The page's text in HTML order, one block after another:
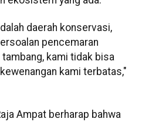
daerah konservasi,
pencemaran
kami tidak bisa
kami terbatas,"
Ampat berharap bahwa